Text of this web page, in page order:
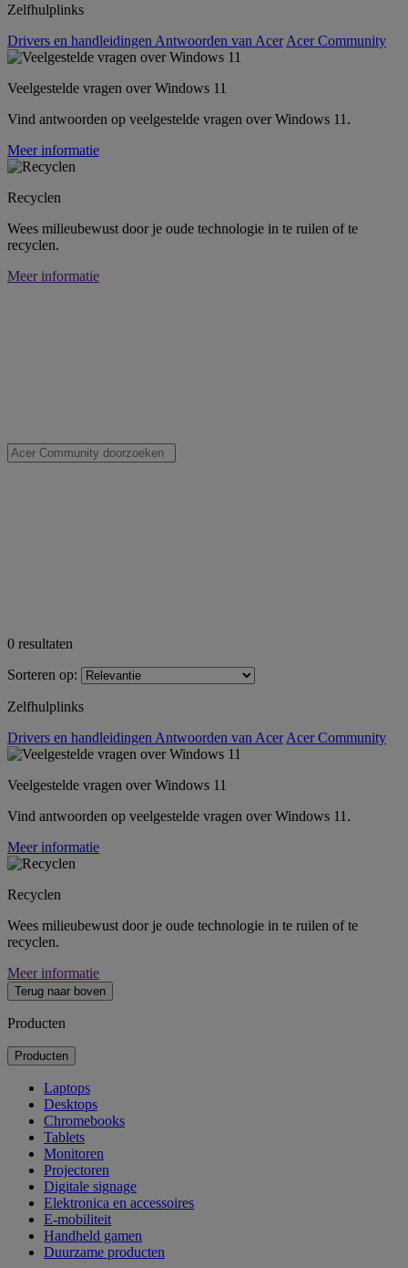
Zelfhulplinks
Drivers en handleidingen Antwoorden van Acer Acer Community
Veelgestelde vragen over Windows 11
Vind antwoorden op veelgestelde vragen over Windows 11.
Meer informatie
Recyclen
Wees milieubewust door je oude technologie in te ruilen of te
recyclen.
Meer informatie
0 resultaten
Sorteren op:
Zelfhulplinks
Drivers en handleidingen Antwoorden van Acer Acer Community
Veelgestelde vragen over Windows 11
Vind antwoorden op veelgestelde vragen over Windows 11.
Meer informatie
Recyclen
Wees milieubewust door je oude technologie in te ruilen of te
recyclen.
Meer informatie
Terug naar boven
Producten
Producten
Laptops
Desktops
Chromebooks
Tablets
Monitoren
Projectoren
Digitale signage
Elektronica en accessoires
E-mobiliteit
Handheld gamen
Duurzame producten